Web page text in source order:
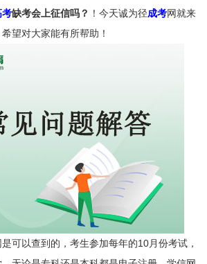
考缺考会上征信吗？ ！今天诚为径成考网就来
望对大家能有所帮助！
可以查到的，考生参加每年的10月份考试，